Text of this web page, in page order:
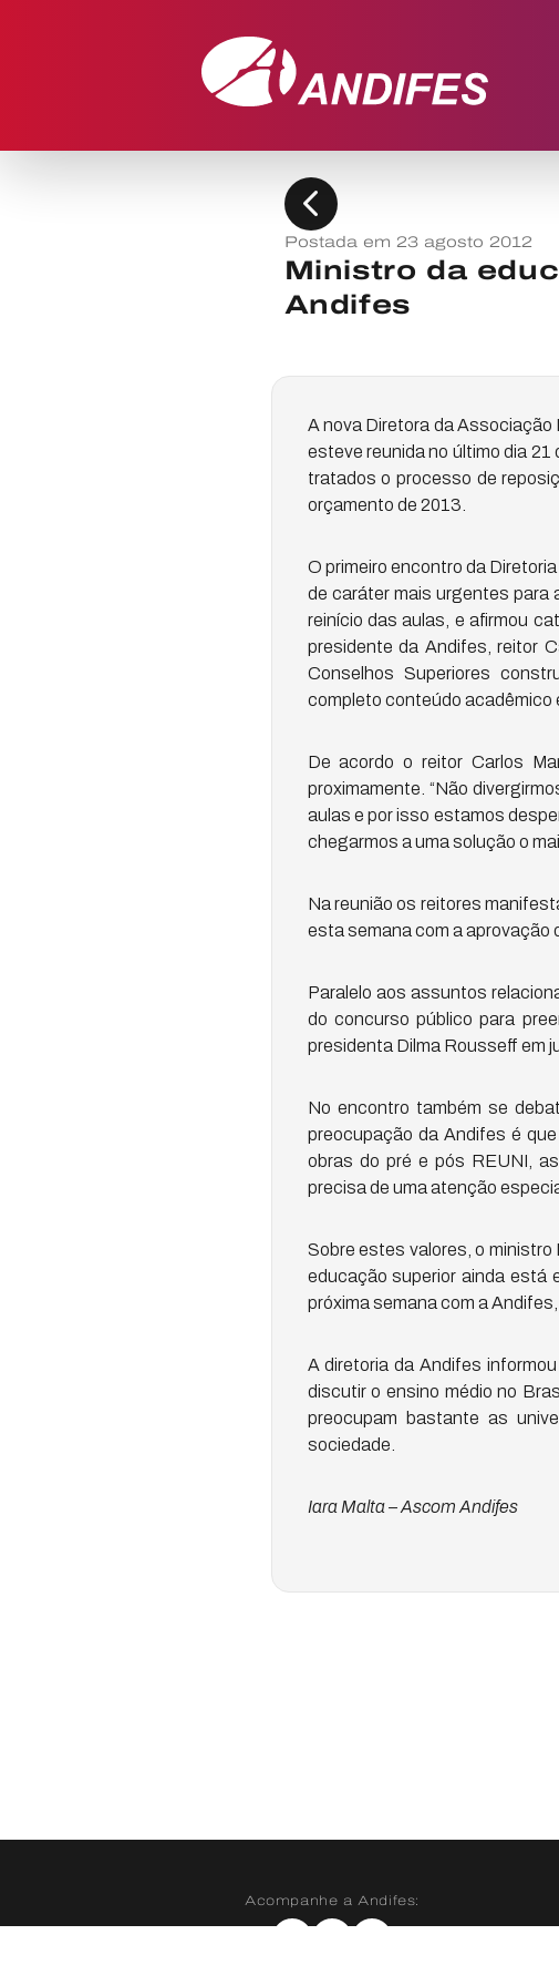
chevron_left
Postada em 23 agosto 2012
Ministro da
Andifes
A nova Diretora da
esteve reunida no último dia
tratados o processo de
orçamento de 2013.
O primeiro encontro da
de caráter mais urgentes para
reinício das aulas, e afirmou
presidente da Andifes, reitor
Conselhos Superiores
completo conteúdo acadêmico
De acordo o reitor Carlos
proximamente. “Não
aulas e por isso estamos
chegarmos a uma solução o
Na reunião os reitores
esta semana com a aprovação
Paralelo aos assuntos
do concurso público para
presidenta Dilma Rousseff em
No encontro também se
preocupação da Andifes é
obras do pré e pós REUNI,
precisa de uma atenção
Sobre estes valores, o
educação superior ainda está
próxima semana com a
A diretoria da Andifes
discutir o ensino médio no
preocupam bastante as
sociedade.
Iara Malta – Ascom Andifes
Acompanhe a Andifes: